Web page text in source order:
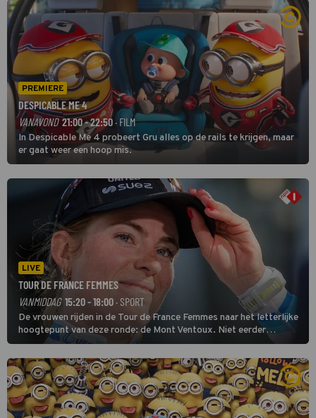
PREMIERE
DESPICABLE ME 4
VANAVOND 21:00 - 22:50 · FILM
In Despicable Me 4 probeert Gru alles op de rails te krijgen, maar
er gaat weer een hoop mis.
LIVE
TOUR DE FRANCE FEMMES
VANMIDDAG 15:20 - 18:00 · SPORT
De vrouwen rijden in de Tour de France Femmes naar het letterlijke
hoogtepunt van deze ronde: de Mont Ventoux. Niet eerder
finishten de vrouwen voor deze koers op deze kale col uit de
buitencategorie. De aanloop naar de slotklim is vlak.